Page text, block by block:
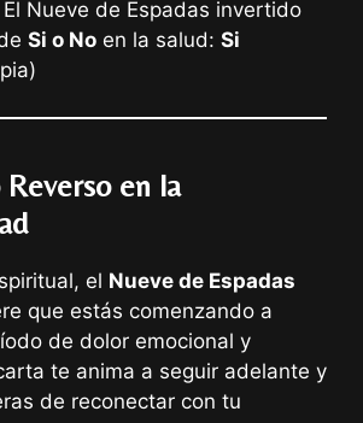
Nueve de Espadas invertido
Si o No en la salud: Si
en la
el Nueve de Espadas
que estás comenzando a
de dolor emocional y
te anima a seguir adelante y
de reconectar con tu